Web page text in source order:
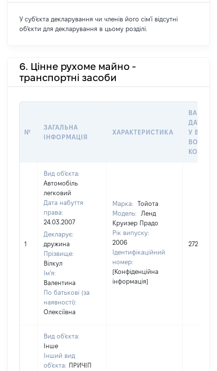
У суб'єкта декларування чи членів його сім'ї відсутні
об'єкти для декларування в цьому розділі.
6. Цінне рухоме майно -
транспортні засоби
№
ЗАГАЛЬНА
ІНФОРМАЦІЯ
ХАРАКТЕРИСТИКА
ДАТУ
У
1
Вид об'єкта:
Автомобіль
легковий
Дата набуття
права:
24.03.2007
Декларує:
дружина
Прізвище:
Вілкул
Ім'я:
Валентина
По батькові (за
наявності):
Олексіївна
Марка:
Тойота
Модель:
Ленд
Круизер Прадо
Рік випуску:
2006
Ідентифікаційний
номер:
[Конфіденційна
інформація]
272700
Вид об'єкта:
Інше
Інший вид
об'єкта: ПРИЧІП